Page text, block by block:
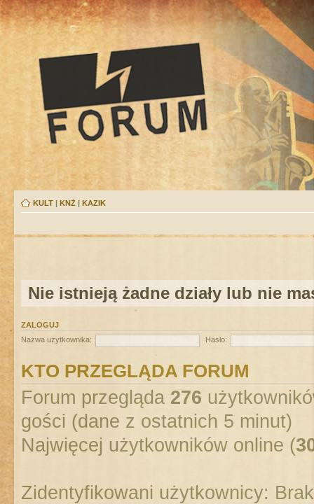
KULT | KNŻ | KAZIK
Nie istnieją żadne działy lub nie
ZALOGUJ
Nazwa użytkownika:
Hasło:
KTO PRZEGLĄDA FORUM
Forum przegląda 276
gości (dane z ostatnich 5 minut)
Najwięcej użytkowników online (
Zidentyfikowani użytkownicy: